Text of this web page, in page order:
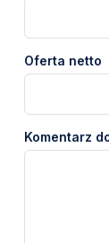
Oferta netto
Komentarz